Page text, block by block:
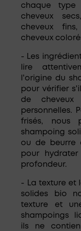
chaque type
cheveux
cheveux
cheveux
- Les
lire
l'origine du
pour vérifier
de
personnelles.
frisés, nous
shampoing
ou de beurre
pour
profondeur.
- La texture et
solides bio
texture et
shampoings
ils ne